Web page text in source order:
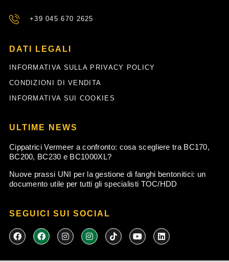
+39 045 670 2625
DATI LEGALI
INFORMATIVA SULLA PRIVACY POLICY
CONDIZIONI DI VENDITA
INFORMATIVA SUI COOKIES
ULTIME NEWS
Cippatrici Vermeer a confronto: cosa scegliere tra BC170,
BC200, BC230 e BC1000XL?
Nuove prassi UNI per la gestione di fanghi bentonitici: un
documento utile per tutti gli specialisti TOC/HDD
SEGUICI SUI SOCIAL
F
a
c
F
a
c
I
n
s
I
n
s
T
i
k
Y
o
u
L
i
n